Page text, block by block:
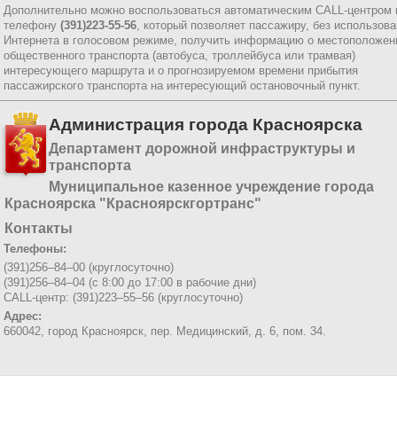
Дополнительно можно воспользоваться автоматическим CALL-центром
телефону (391)223-55-56, который позволяет пассажиру, без
Интернета в голосовом режиме, получить информацию о
общественного транспорта (автобуса, троллейбуса или трамвая)
интересующего маршрута и о прогнозируемом времени прибытия
пассажирского транспорта на интересующий остановочный пункт.
Администрация города Красноярска
Департамент дорожной инфраструктуры и
транспорта
Муниципальное казенное учреждение города
Красноярска "Красноярскгортранс"
Контакты
Телефоны:
(391)256–84–00 (круглосуточно)
(391)256–84–04 (с 8:00 до 17:00 в рабочие дни)
CALL-центр: (391)223–55–56 (круглосуточно)
Адрес:
660042, город Красноярск, пер. Медицинский, д. 6, пом. 34.